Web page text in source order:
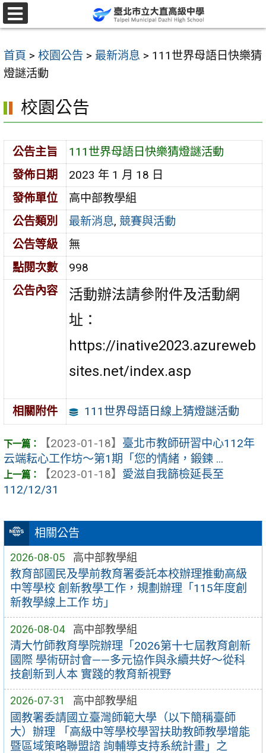
跳
至
要
內
區
首頁 > 校園公告 > 最新消息 > 111世界母語日快樂猜
燈謎活動
相關公告
2026-08-05 高中部教學組
教育部國民及學前教育署委託本校辦理推動高級
中等學校 創新教學工作，規劃辦理「115年度創
新教學線上工作 坊」
2026-08-04 高中部教學組
清大竹師教育學院辦理「2026第十七屆教育創新
國際 學術研討會——多元協作與永續共好～從科
技創新到人本 實踐的教育新視野
2026-07-31 高中部教學組
國教署委請國立臺灣師範大學（以下簡稱臺師
大）辦理 「高級中等學校學習扶助教師教學增能
暨區域策略聯盟諮 詢輔導支持系統計畫」之
校園公告
公告主旨
111世界母語日快樂猜燈謎活動
發佈日期
2023 年 1 月 18 日
發佈單位
高中部教學組
公告類別
最新消息, 競賽與活動
公告等級
無
點閱次數
998
公告內容
活動辦法請參附件及活動網
址：
https://inative2023.azureweb
sites.net/index.asp
相關附件 111世界母語日線上猜燈謎活動
【2023-01-18】 臺北市教師研習中心112年
云端耘心工作坊～第1期「您的情緒，鍛鍊 ...
【2023-01-18】 愛滋自我篩檢延長至
112/12/31
選
單